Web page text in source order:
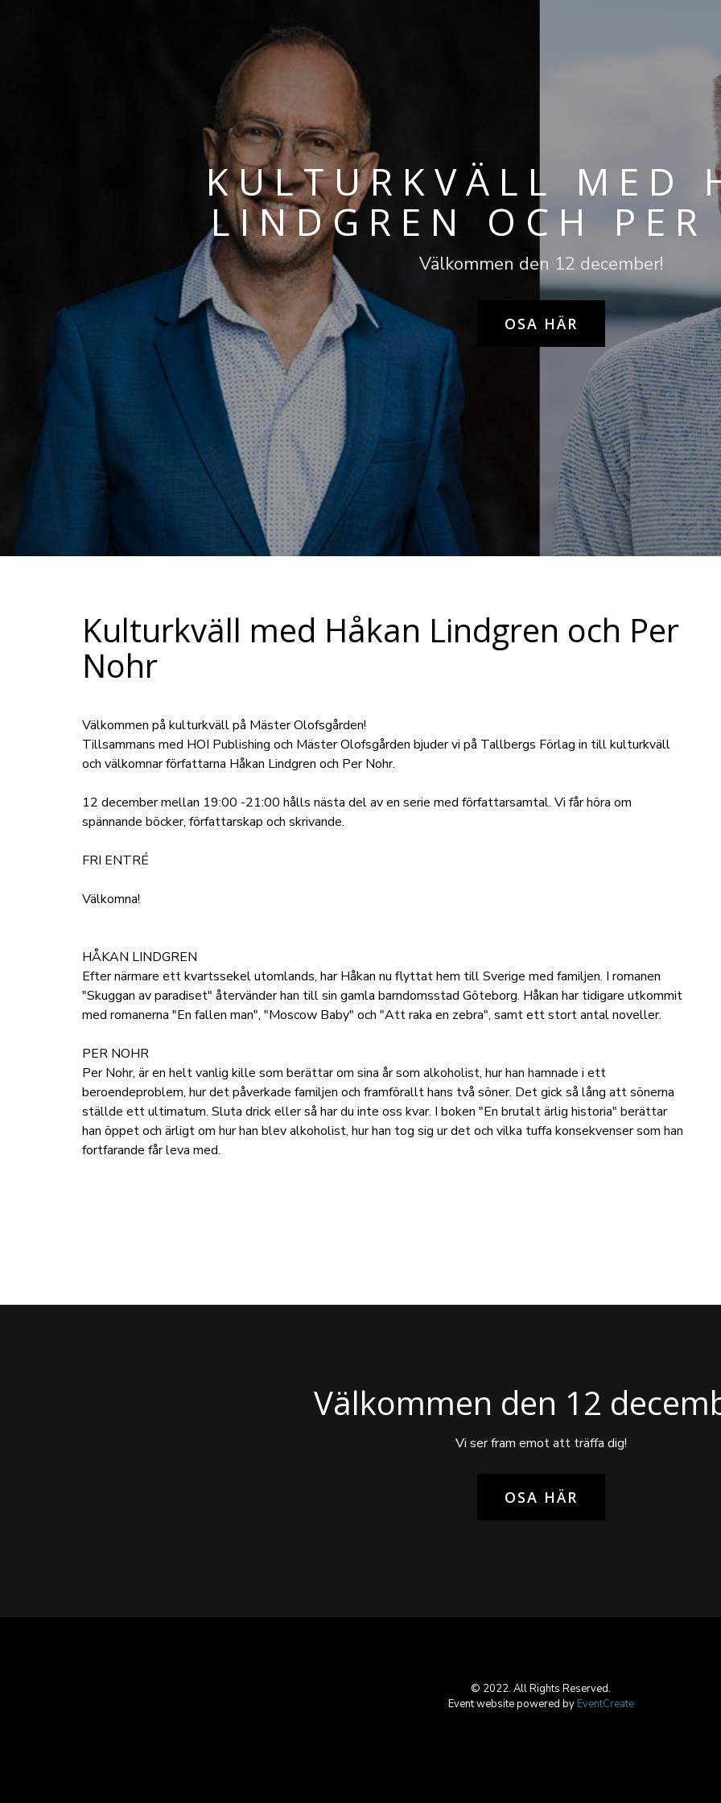
KULTURKVÄLL MED
LINDGREN OCH
Välkommen den 12 december!
OSA HÄR
Kulturkväll med Håkan Lindgren och Per
Nohr
Välkommen på kulturkväll på Mäster Olofsgården!
Tillsammans med HOI Publishing och Mäster Olofsgården bjuder vi på Tallbergs Förlag in till kulturkväll
och välkomnar författarna Håkan Lindgren och Per Nohr.
12 december mellan 19:00 -21:00 hålls nästa del av en serie med författarsamtal. Vi får höra om
spännande böcker, författarskap och skrivande.
FRI ENTRÉ
Välkomna!
HÅKAN LINDGREN
Efter närmare ett kvartssekel utomlands, har Håkan nu flyttat hem till Sverige med familjen. I romanen
"Skuggan av paradiset" återvänder han till sin gamla barndomsstad Göteborg. Håkan har tidigare utkommit
med romanerna "En fallen man", "Moscow Baby" och "Att raka en zebra", samt ett stort antal noveller.
PER NOHR
Per Nohr, är en helt vanlig kille som berättar om sina år som alkoholist, hur han hamnade i ett
beroendeproblem, hur det påverkade familjen och framförallt hans två söner. Det gick så lång att sönerna
ställde ett ultimatum. Sluta drick eller så har du inte oss kvar. I boken "En brutalt ärlig historia" berättar
han öppet och ärligt om hur han blev alkoholist, hur han tog sig ur det och vilka tuffa konsekvenser som han
fortfarande får leva med.
Välkommen den 12
Vi ser fram emot att träffa dig!
OSA HÄR
© 2022. All Rights Reserved.
Event website powered by EventCreate